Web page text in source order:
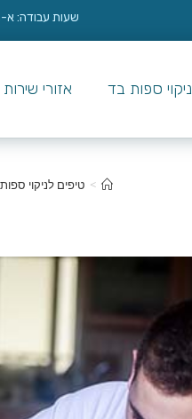
שעות עבודה: א-ה: 8:00-20:00 ו: 8:00
ניקוי ספות בד אזורי שירות
> טיפים לניקוי ספות